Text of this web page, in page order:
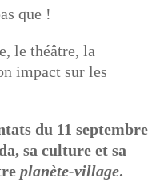
que !
le théâtre, la
impact sur les
du 11
sa culture et sa
planète-village.